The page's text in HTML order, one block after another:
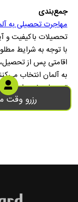
جمع‌بندی
مهاجرت تحصیلی به
تحصیلات باکیفیت و
با توجه به شرایط
اقامتی پس از تحصیل،
به آلمان انتخاب
تحصیلی خود را با
کارت آمادهرزرو وقت